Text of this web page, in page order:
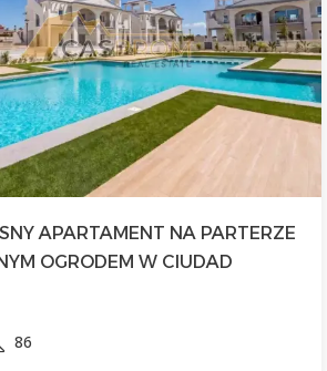
APARTAMENT NA PARTERZE
OGRODEM W CIUDAD
86